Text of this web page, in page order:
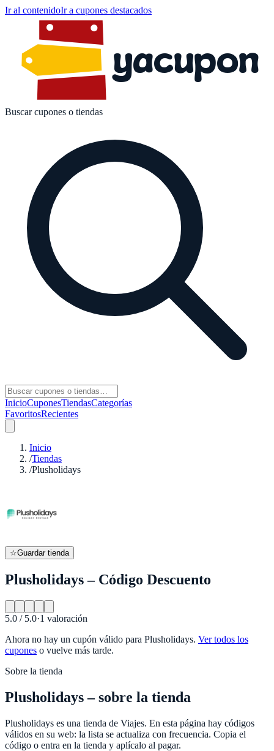
Ir al contenidoIr a cupones destacados
yacupon
Buscar cupones o tiendas
InicioCuponesTiendasCategorías
FavoritosRecientes
Inicio
/Tiendas
/Plusholidays
☆Guardar tienda
Plusholidays – Código Descuento
5.0 / 5.0·1 valoración
Ahora no hay un cupón válido para Plusholidays. Ver todos los
cupones o vuelve más tarde.
Sobre la tienda
Plusholidays– sobre la tienda
Plusholidays es una tienda de Viajes. En esta página hay códigos
válidos en su web: la lista se actualiza con frecuencia. Copia el
código o entra en la tienda y aplícalo al pagar.